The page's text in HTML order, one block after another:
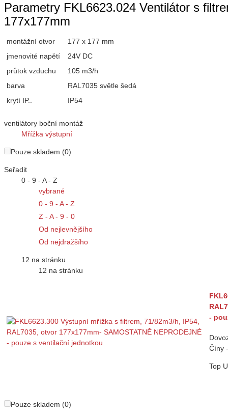
Parametry FKL6623.024 Ventilátor s
177x177mm
montážní otvor
177 x 177 mm
jmenovité napětí
24V DC
průtok vzduchu
105 m3/h
barva
RAL7035 světle šedá
krytí IP..
IP54
ventilátory boční montáž
Mřížka výstupní
Pouze skladem (0)
Seřadit
0 - 9 - A - Z
vybrané
0 - 9 - A - Z
Z - A - 9 - 0
Od nejlevnějšího
Od nejdražšího
12 na stránku
12 na stránku
-
Číny
Top
Pouze skladem (0)